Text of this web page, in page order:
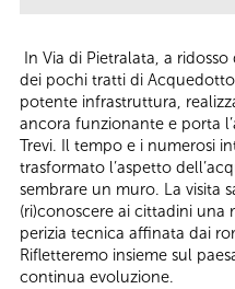
In Via di Pietralata, a
dei pochi tratti di
potente infrastruttura,
ancora funzionante e porta
Trevi. Il tempo e i numerosi
trasformato l’aspetto
sembrare un muro. La visita
(ri)conoscere ai cittadini una
perizia tecnica affinata dai
Rifletteremo insieme sul
continua evoluzione.